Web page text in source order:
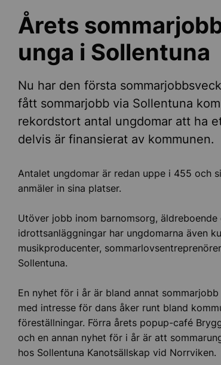
Årets
unga i Sollentuna
Nu har den första
fått sommarjobb via Sollentuna
rekordstort antal ungdomar att ha
delvis är finansierat av kommunen.
Antalet ungdomar är redan uppe i 455 och
anmäler in sina platser.
Utöver jobb inom barnomsorg,
idrottsanläggningar har ungdomarna även
musikproducenter,
Sollentuna.
En nyhet för i år är bland annat
med intresse för dans åker runt bland
föreställningar. Förra årets popup-café
och en annan nyhet för i år är att
hos Sollentuna Kanotsällskap vid Norrviken.